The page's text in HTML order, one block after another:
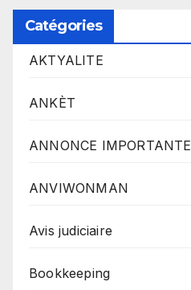
Catégories
AKTYALITE
ANKÈT
ANNONCE IMPORTANTE
ANVIWONMAN
Avis judiciaire
Bookkeeping